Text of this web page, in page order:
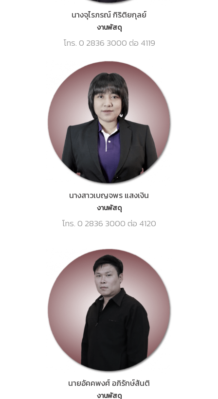
นางจุไรภรณ์ กิริติยกุลย์
งานพัสดุ
โทร. 0 2836 3000 ต่อ 4119
นางสาวเบญจพร แสงเงิน
งานพัสดุ
โทร. 0 2836 3000 ต่อ 4120
นายอัคคพงศ์ อภิรักษ์สันติ
งานพัสดุ